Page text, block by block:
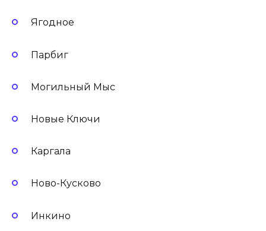
Ягодное
Парбиг
Могильный Мыс
Новые Ключи
Каргала
Ново-Кусково
Инкино